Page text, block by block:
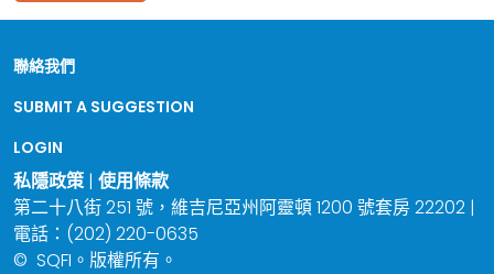
聯絡我們
SUBMIT A SUGGESTION
LOGIN
私隱政策| 使用條款
第二十八街 251 號，維吉尼亞州阿靈頓 1200 號套房 22202 |
電話：(202) 220-0635
© SQFI。版權所有。